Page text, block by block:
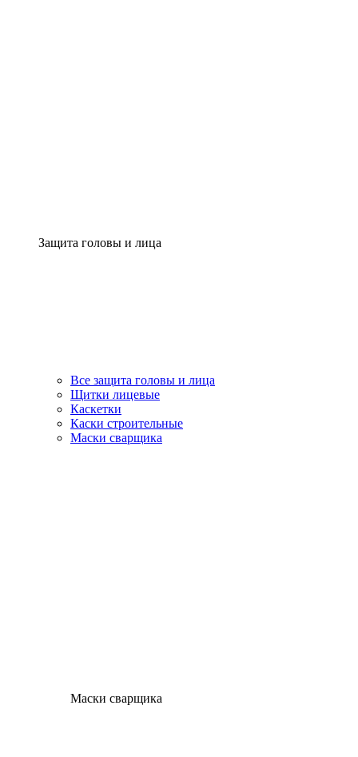
Защита головы и лица
Все защита головы и лица
Щитки лицевые
Каскетки
Каски строительные
Маски сварщика
Маски сварщика